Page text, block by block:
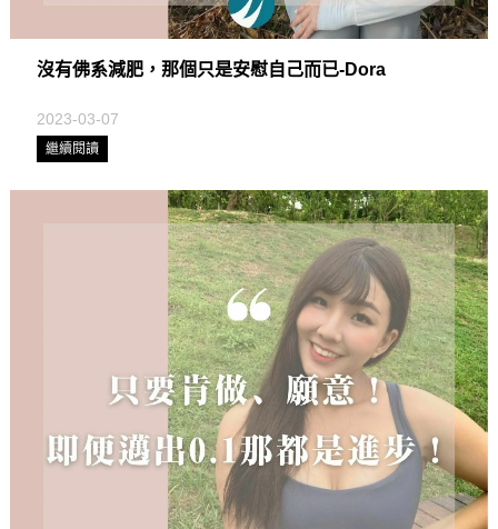
沒有佛系減肥，那個只是安慰自己而已-Dora
2023-03-07
繼續閱讀